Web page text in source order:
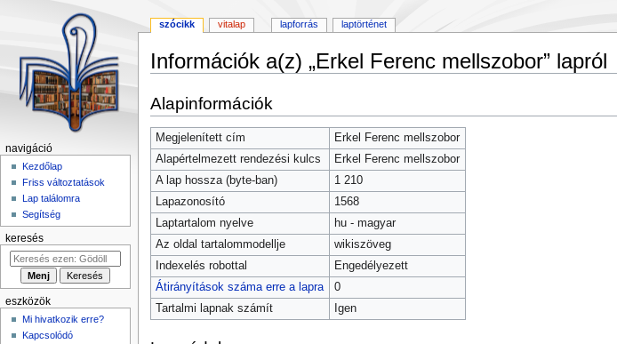
Információk a(z) „Erkel Ferenc mellszobor” lapról
a
navigációhoz
a
kereséshez
Alapinformációk
Megjelenített cím
Erkel Ferenc mellszobor
Alapértelmezett rendezési kulcs
Erkel Ferenc mellszobor
A lap hossza (byte-ban)
1 210
Lapazonosító
1568
Laptartalom nyelve
hu - magyar
Az oldal tartalommodellje
wikiszöveg
Indexelés robottal
Engedélyezett
Átirányítások száma erre a lapra
0
Tartalmi lapnak számít
Igen
szócikk vitalap lapforrás laptörténet
navigáció
Kezdőlap
Friss változtatások
Lap találomra
Segítség
keresés
eszközök
Mi hivatkozik erre?
Kapcsolódó